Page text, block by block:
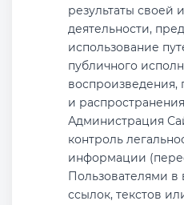
результаты своей
деятельности,
использование
публичного
воспроизведения,
и
Администрация
контроль
информации
Пользователями в
ссылок, текстов